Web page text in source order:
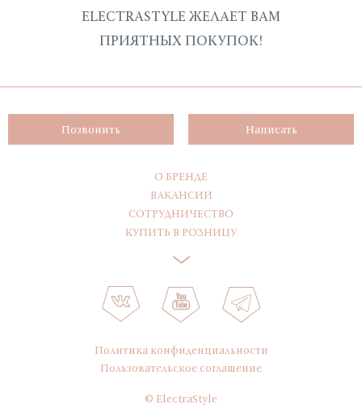
ELECTRASTYLE ЖЕЛАЕТ ВАМ
ПРИЯТНЫХ ПОКУПОК!
Позвонить Написать
О БРЕНДЕ
ВАКАНСИИ
СОТРУДНИЧЕСТВО
КУПИТЬ В РОЗНИЦУ
Политика конфиденциальности
Пользовательское соглашение
© ElectraStyle